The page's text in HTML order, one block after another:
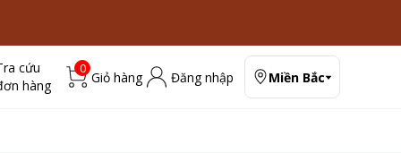
cứu
hàng
0
Giỏ hàng Đăng nhập Miền Bắc